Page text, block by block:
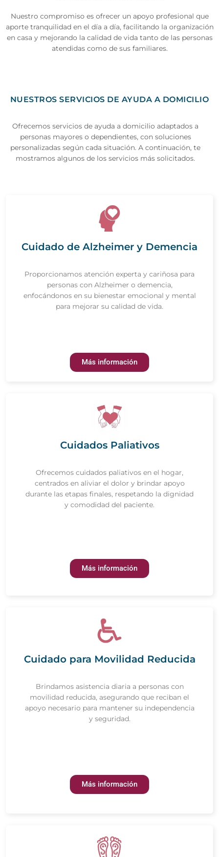
Nuestro compromiso es ofrecer un apoyo profesional que
aporte tranquilidad en el día a día, facilitando la organización
en casa y mejorando la calidad de vida tanto de las personas
atendidas como de sus familiares.
NUESTROS SERVICIOS DE AYUDA A DOMICILIO
Ofrecemos servicios de ayuda a domicilio adaptados a
personas mayores o dependientes, con soluciones
personalizadas según cada situación. A continuación, te
mostramos algunos de los servicios más solicitados.
Cuidado de Alzheimer y Demencia
Proporcionamos atención experta y cariñosa para
personas con Alzheimer o demencia,
enfocándonos en su bienestar emocional y mental
para mejorar su calidad de vida.
Más información
Cuidados Paliativos
Ofrecemos cuidados paliativos en el hogar,
centrados en aliviar el dolor y brindar apoyo
durante las etapas finales, respetando la dignidad
y comodidad del paciente.
Más información
Cuidado para Movilidad Reducida
Brindamos asistencia diaria a personas con
movilidad reducida, asegurando que reciban el
apoyo necesario para mantener su independencia
y seguridad.
Más información